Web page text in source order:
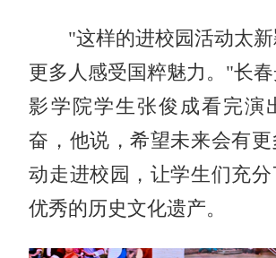
"这样的进校园活动太新
更多人感受国粹魅力。"长
影学院学生张俊成看完演
奋，他说，希望未来会有
动走进校园，让学生们充
优秀的历史文化遗产。